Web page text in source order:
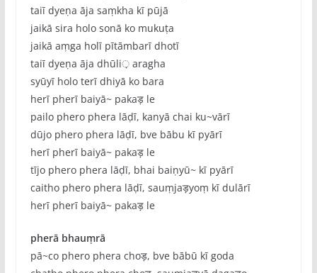
taiī dyeṇa āja saṃkha kī pūjā
jaikā sira holo sonā ko mukuṭa
jaikā aṃga holī pītāmbarī dhotī
taiī dyeṇa āja dhūli़ aragha
syūyī holo terī dhiyā ko bara
herī pherī baiyā~ pakaड़ le
pailo phero phera lāḍī, kanyā chai ku~vārī
dūjo phero phera lāḍī, bve bābu kī pyārī
herī pherī baiyā~ pakaड़ le
tījo phero phera lāḍī, bhai baiṇyū~ kī pyārī
caitho phero phera lāḍī, sauṃjaड़yoṃ kī dulārī
herī pherī baiyā~ pakaड़ le
pherā bhauṃrā
pā~co phero phera choड़, bve bābū kī goda